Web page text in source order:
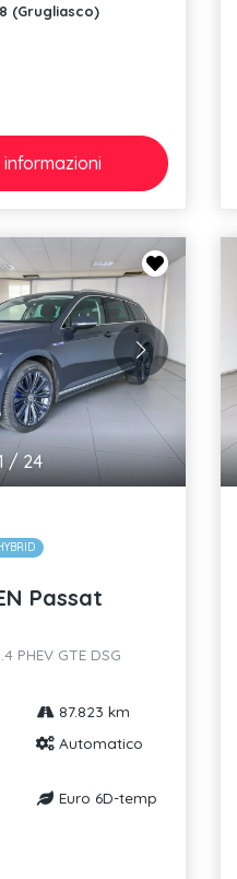
(Grugliasco)
informazioni
/24
Passat
PHEV GTE DSG
87.823 km
Automatico
Euro 6D-temp